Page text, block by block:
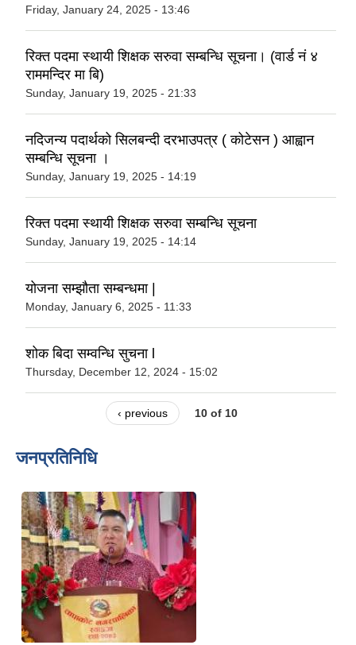
Friday, January 24, 2025 - 13:46
रिक्त पदमा स्थायी शिक्षक सरुवा सम्बन्धि सूचना। (वार्ड नं ४
राममन्दिर मा बि)
Sunday, January 19, 2025 - 21:33
नदिजन्य पदार्थको सिलबन्दी दरभाउपत्र ( कोटेसन ) आह्वान
सम्बन्धि सूचना ।
Sunday, January 19, 2025 - 14:19
रिक्त पदमा स्थायी शिक्षक सरुवा सम्बन्धि सूचना
Sunday, January 19, 2025 - 14:14
योजना सम्झौता सम्बन्धमा |
Monday, January 6, 2025 - 11:33
शोक बिदा सम्वन्धि सुचना l
Thursday, December 12, 2024 - 15:02
‹ previous 10 of 10
जनप्रतिनिधि